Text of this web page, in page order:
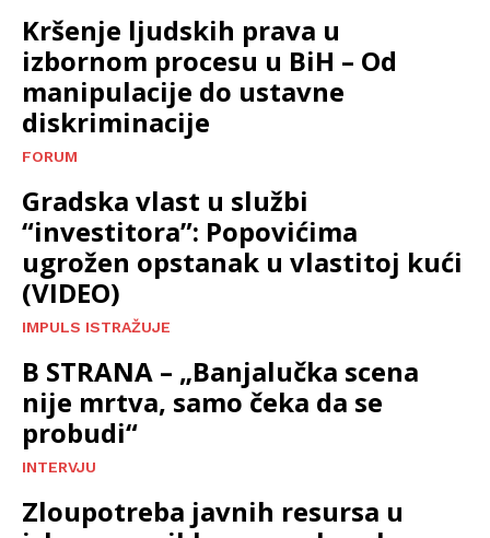
Kršenje ljudskih prava u
izbornom procesu u BiH – Od
manipulacije do ustavne
diskriminacije
FORUM
Gradska vlast u službi
“investitora”: Popovićima
ugrožen opstanak u vlastitoj kući
(VIDEO)
IMPULS ISTRAŽUJE
B STRANA – „Banjalučka scena
nije mrtva, samo čeka da se
probudi“
INTERVJU
Zloupotreba javnih resursa u